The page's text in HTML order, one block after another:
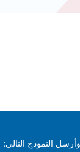
النموذج التالي: